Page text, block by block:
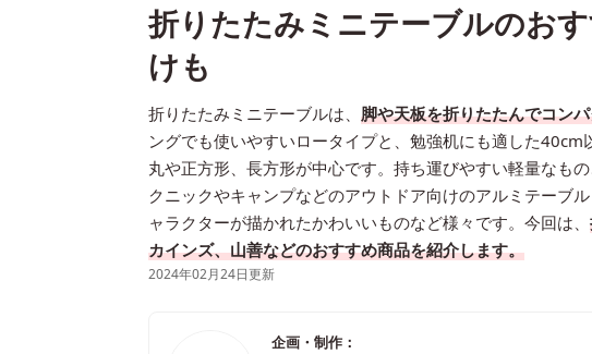
折りたたみミニテーブルのお
けも
折りたたみミニテーブルは、 脚や天板を折りたたんでコン
ングでも使いやすいロータイプと、勉強机にも適した
丸や正方形、長方形が中心です。持ち運びやすい軽量なも
クニックやキャンプなどのアウトドア向けのアルミテーブ
ャラクターが描かれたかわいいものなど様々です。今回は、
カインズ、山善などのおすすめ商品を紹介します。
2024年02月24日更新
企画・制作：